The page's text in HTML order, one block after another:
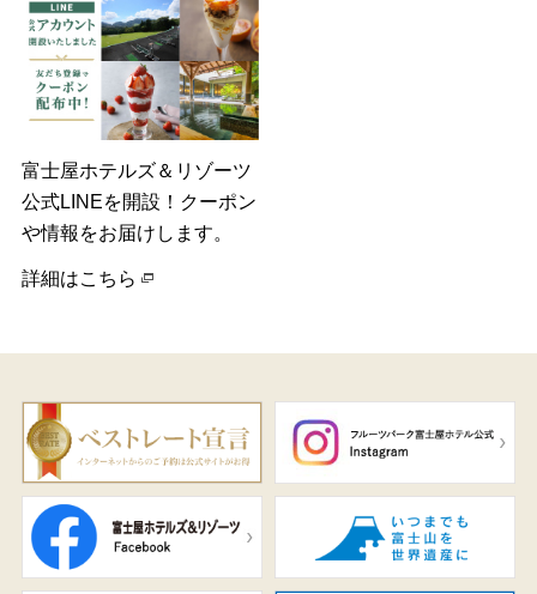
富士屋ホテルズ＆リゾーツ
公式LINEを開設！クーポン
や情報をお届けします。
詳細はこちら